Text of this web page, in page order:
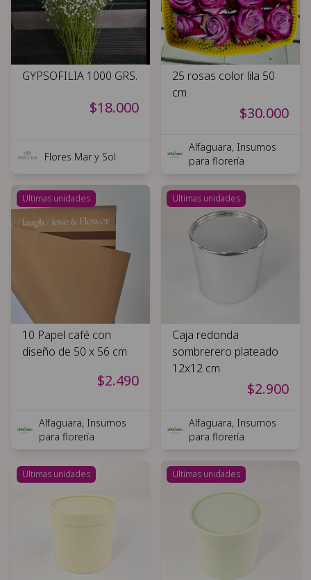
GYPSOFILIA 1000 GRS.
$18.000
Flores Mar y Sol
25 rosas color lila 50
cm
$30.000
Alfaguara, Insumos
para florería
Ultimas unidades
10 Papel café con
diseño de 50 x 56 cm
$2.490
Alfaguara, Insumos
para florería
Ultimas unidades
Caja redonda
sombrerero plateado
12x12 cm
$2.900
Alfaguara, Insumos
para florería
Ultimas unidades Ultimas unidades